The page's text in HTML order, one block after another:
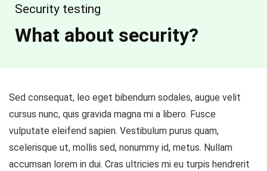
Security testing
What about security?
Sed consequat, leo eget bibendum sodales, augue velit
cursus nunc, quis gravida magna mi a libero. Fusce
vulputate eleifend sapien. Vestibulum purus quam,
scelerisque ut, mollis sed, nonummy id, metus. Nullam
accumsan lorem in dui. Cras ultricies mi eu turpis hendrerit